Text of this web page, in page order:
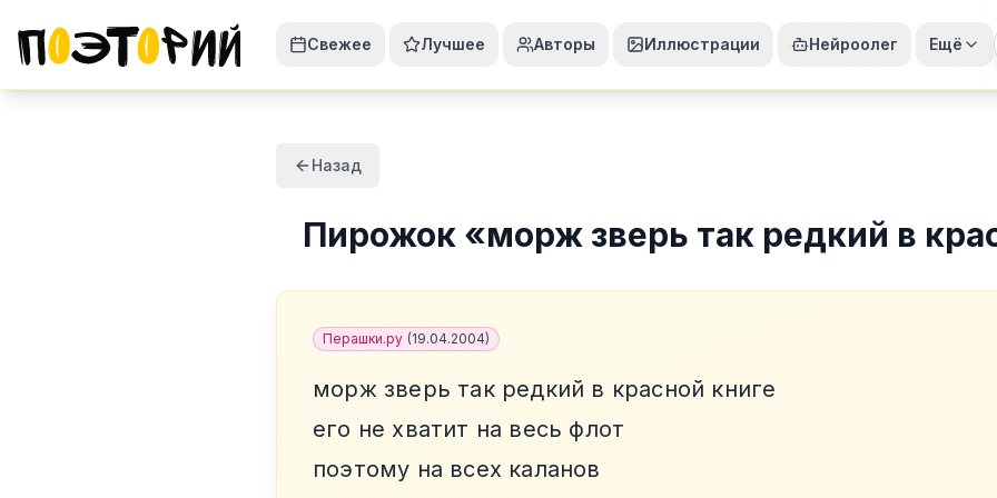
Свежее Лучшее Авторы Иллюстрации Нейроолег Ещё
Назад
Пирожок «морж зверь так редкий в
Перашки.ру (19.04.2004)
морж зверь так редкий в красной книге
его не хватит на весь флот
поэтому на всех каланов